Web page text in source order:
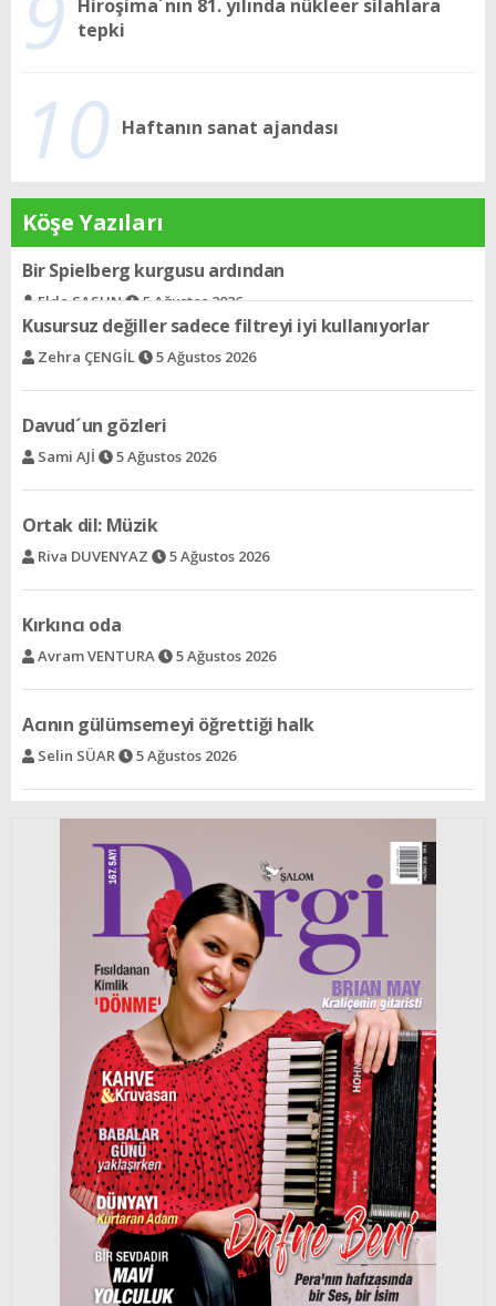
Hiroşima´nın 81. yılında nükleer silahlara
tepki
10 Haftanın sanat ajandası
Köşe Yazıları
Davud´un gözleri
Sami AJİ 5 Ağustos 2026
Ortak dil: Müzik
Kırkıncı oda
Acının gülümsemeyi öğrettiği halk
Ree - Bir şeyden dolayı
Cengiz Han´ın izinden bir çift yeşil göze
Bir Spielberg kurgusu ardından
5 Ağustos 2026
Kusursuz değiller sadece filtreyi iyi kullanıyorlar
Zehra ÇENGİL 5 Ağustos 2026